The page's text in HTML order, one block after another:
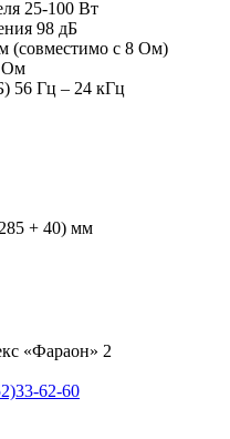
25-100 Вт
98 дБ
(совместимо с 8 Ом)
Ом
56 Гц – 24 кГц
+ 40) мм
«Фараон» 2
62-60